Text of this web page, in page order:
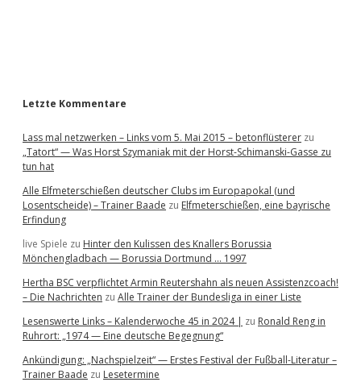
Letzte Kommentare
Lass mal netzwerken – Links vom 5. Mai 2015 – betonflüsterer zu
„Tatort“ — Was Horst Szymaniak mit der Horst-Schimanski-Gasse zu
tun hat
Alle Elfmeterschießen deutscher Clubs im Europapokal (und
Losentscheide) – Trainer Baade zu Elfmeterschießen, eine bayrische
Erfindung
live Spiele zu Hinter den Kulissen des Knallers Borussia
Mönchengladbach — Borussia Dortmund … 1997
Hertha BSC verpflichtet Armin Reutershahn als neuen Assistenzcoach!
– Die Nachrichten zu Alle Trainer der Bundesliga in einer Liste
Lesenswerte Links – Kalenderwoche 45 in 2024 | zu Ronald Reng in
Ruhrort: „1974 — Eine deutsche Begegnung“
Ankündigung: „Nachspielzeit“ — Erstes Festival der Fußball-Literatur –
Trainer Baade zu Lesetermine